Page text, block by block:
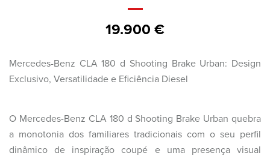
19.900 €
Mercedes-Benz CLA 180 d Shooting Brake Urban: Design
Exclusivo, Versatilidade e Eficiência Diesel
O Mercedes-Benz CLA 180 d Shooting Brake Urban quebra
a monotonia dos familiares tradicionais com o seu perfil
dinâmico de inspiração coupé e uma presença visual